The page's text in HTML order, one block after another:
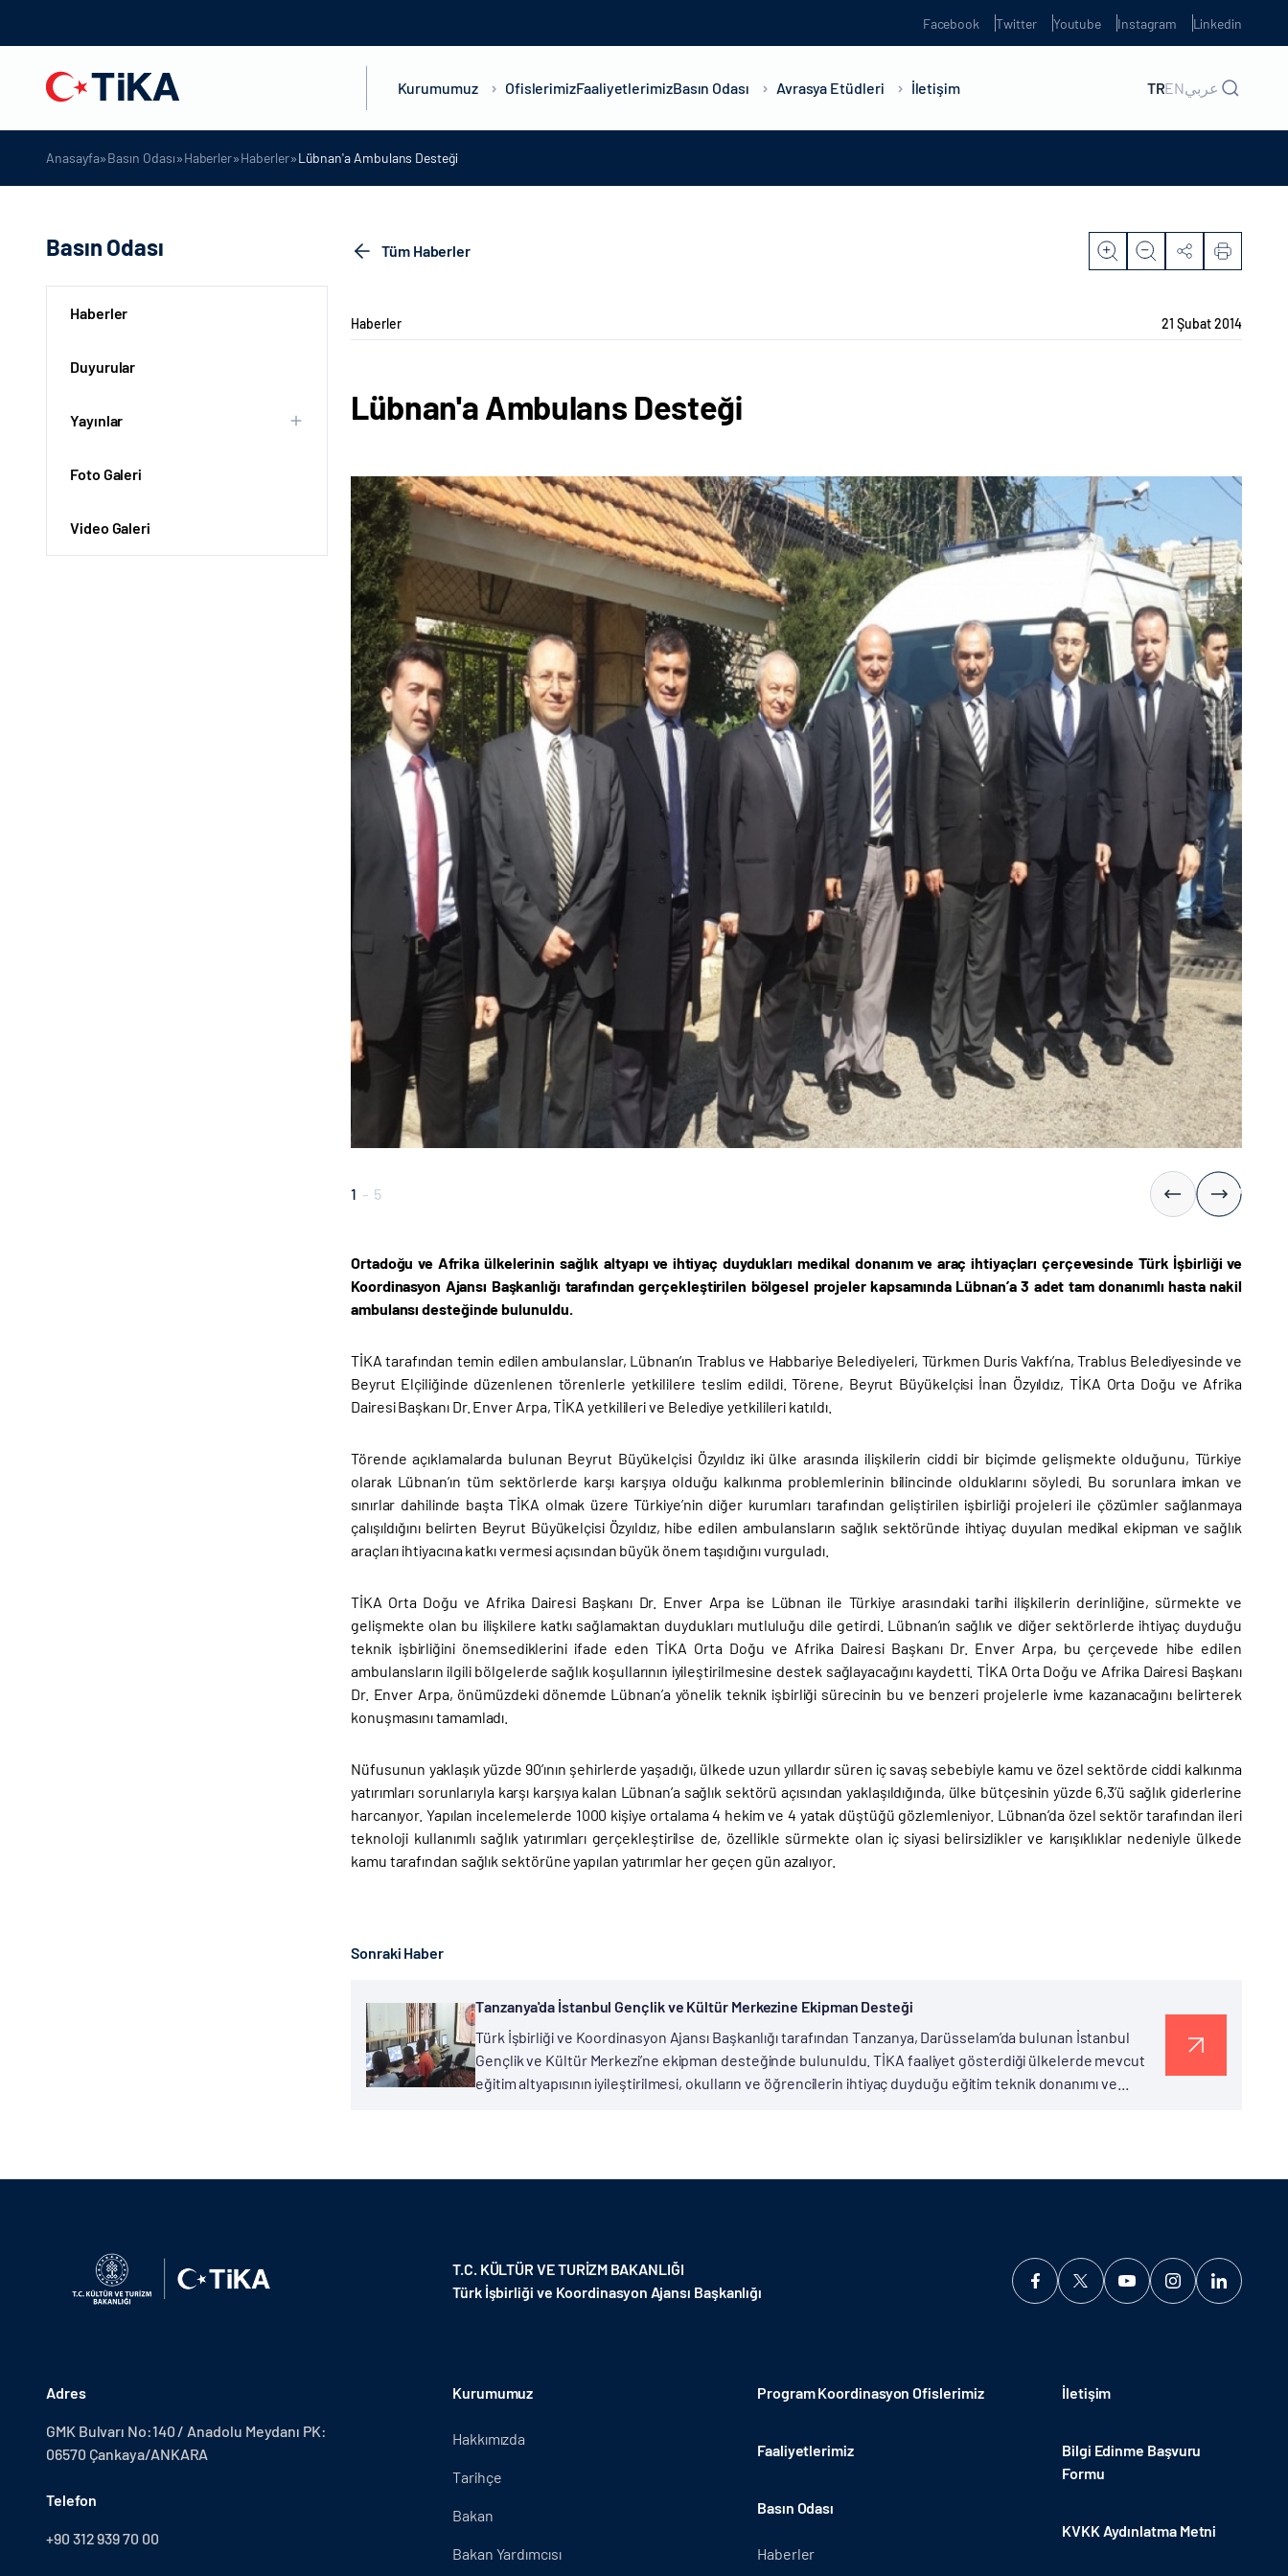
Facebook Twitter Youtube Instagram Linkedin
Kurumumuz OfislerimizFaaliyetlerimizBasın Odası Avrasya Etüdleri İletişim TRENعربي
Anasayfa»Basın Odası»Haberler»Haberler»Lübnan'a Ambulans Desteği
Basın Odası
Haberler
Duyurular
Yayınlar
Foto Galeri
Video Galeri
Tüm Haberler
Haberler 21 Şubat 2014
Lübnan'a Ambulans Desteği
2 - 5
Ortadoğu ve Afrika ülkelerinin sağlık altyapı ve ihtiyaç duydukları medikal donanım ve araç ihtiyaçları çerçevesinde Türk İşbirliği ve
Koordinasyon Ajansı Başkanlığı tarafından gerçekleştirilen bölgesel projeler kapsamında Lübnan’a 3 adet tam donanımlı hasta nakil
ambulansı desteğinde bulunuldu.
TİKA tarafından temin edilen ambulanslar, Lübnan’ın Trablus ve Habbariye Belediyeleri, Türkmen Duris Vakfı’na, Trablus Belediyesinde ve
Beyrut Elçiliğinde düzenlenen törenlerle yetkililere teslim edildi. Törene, Beyrut Büyükelçisi İnan Özyıldız, TİKA Orta Doğu ve Afrika
Dairesi Başkanı Dr. Enver Arpa, TİKA yetkilileri ve Belediye yetkilileri katıldı.
Törende açıklamalarda bulunan Beyrut Büyükelçisi Özyıldız iki ülke arasında ilişkilerin ciddi bir biçimde gelişmekte olduğunu, Türkiye
olarak Lübnan’ın tüm sektörlerde karşı karşıya olduğu kalkınma problemlerinin bilincinde olduklarını söyledi. Bu sorunlara imkan ve
sınırlar dahilinde başta TİKA olmak üzere Türkiye’nin diğer kurumları tarafından geliştirilen işbirliği projeleri ile çözümler sağlanmaya
çalışıldığını belirten Beyrut Büyükelçisi Özyıldız, hibe edilen ambulansların sağlık sektöründe ihtiyaç duyulan medikal ekipman ve sağlık
araçları ihtiyacına katkı vermesi açısından büyük önem taşıdığını vurguladı.
TİKA Orta Doğu ve Afrika Dairesi Başkanı Dr. Enver Arpa ise Lübnan ile Türkiye arasındaki tarihi ilişkilerin derinliğine, sürmekte ve
gelişmekte olan bu ilişkilere katkı sağlamaktan duydukları mutluluğu dile getirdi. Lübnan’ın sağlık ve diğer sektörlerde ihtiyaç duyduğu
teknik işbirliğini önemsediklerini ifade eden TİKA Orta Doğu ve Afrika Dairesi Başkanı Dr. Enver Arpa, bu çerçevede hibe edilen
ambulansların ilgili bölgelerde sağlık koşullarının iyileştirilmesine destek sağlayacağını kaydetti. TİKA Orta Doğu ve Afrika Dairesi Başkanı
Dr. Enver Arpa, önümüzdeki dönemde Lübnan’a yönelik teknik işbirliği sürecinin bu ve benzeri projelerle ivme kazanacağını belirterek
konuşmasını tamamladı.
Nüfusunun yaklaşık yüzde 90’ının şehirlerde yaşadığı, ülkede uzun yıllardır süren iç savaş sebebiyle kamu ve özel sektörde ciddi kalkınma
yatırımları sorunlarıyla karşı karşıya kalan Lübnan’a sağlık sektörü açısından yaklaşıldığında, ülke bütçesinin yüzde 6,3’ü sağlık giderlerine
harcanıyor. Yapılan incelemelerde 1000 kişiye ortalama 4 hekim ve 4 yatak düştüğü gözlemleniyor. Lübnan’da özel sektör tarafından ileri
teknoloji kullanımlı sağlık yatırımları gerçekleştirilse de, özellikle sürmekte olan iç siyasi belirsizlikler ve karışıklıklar nedeniyle ülkede
kamu tarafından sağlık sektörüne yapılan yatırımlar her geçen gün azalıyor.
Sonraki Haber
Tanzanya'da İstanbul Gençlik ve Kültür Merkezine Ekipman Desteği
Türk İşbirliği ve Koordinasyon Ajansı Başkanlığı tarafından Tanzanya, Darüsselam’da bulunan İstanbul
Gençlik ve Kültür Merkezi’ne ekipman desteğinde bulunuldu. TİKA faaliyet gösterdiği ülkelerde mevcut
eğitim altyapısının iyileştirilmesi, okulların ve öğrencilerin ihtiyaç duyduğu eğitim teknik donanımı ve...
T.C. KÜLTÜR VE TURİZM BAKANLIĞI
Türk İşbirliği ve Koordinasyon Ajansı Başkanlığı
Adres
GMK Bulvarı No:140 / Anadolu Meydanı PK:
06570 Çankaya/ANKARA
Telefon
+90 312 939 70 00
Kurumumuz
Hakkımızda
Tarihçe
Bakan
Bakan Yardımcısı
Program Koordinasyon Ofislerimiz
Faaliyetlerimiz
Basın Odası
Haberler
İletişim
Bilgi Edinme Başvuru
Formu
KVKK Aydınlatma Metni